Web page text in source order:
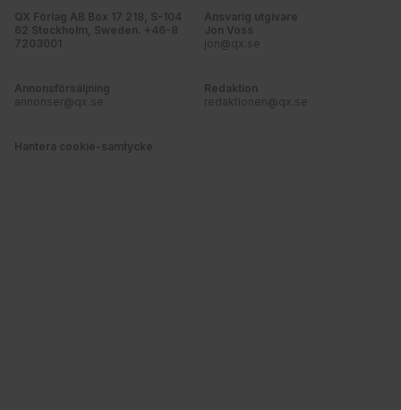
QX Förlag AB Box 17 218, S-104
62 Stockholm, Sweden. +46-8
7203001
Ansvarig utgivare
Jon Voss
jon@qx.se
Annonsförsäljning
annonser@qx.se
Redaktion
redaktionen@qx.se
Hantera cookie-samtycke